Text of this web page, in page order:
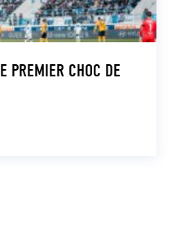
PREMIER CHOC DE